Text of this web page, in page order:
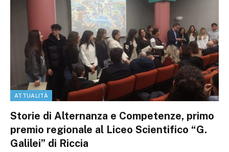
ATTUALITÀ
Storie di Alternanza e Competenze, primo
premio regionale al Liceo Scientifico “G.
Galilei” di Riccia